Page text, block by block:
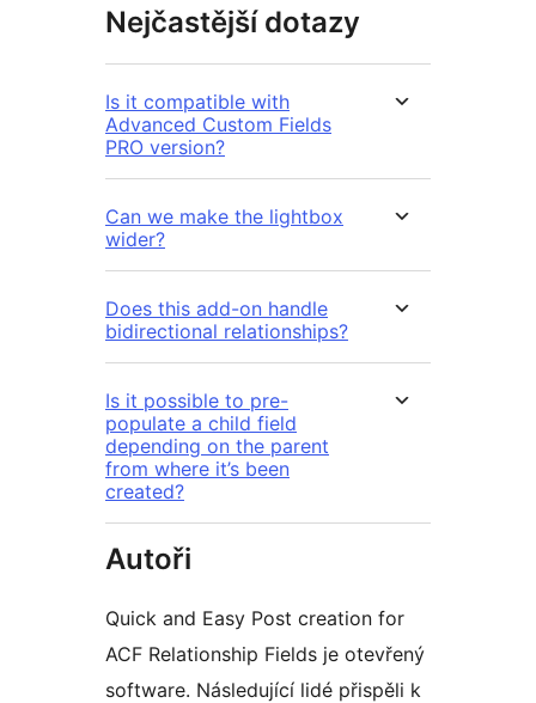
Nejčastější dotazy
Is it compatible with
Advanced Custom Fields
PRO version?
Can we make the lightbox
wider?
Does this add-on handle
bidirectional relationships?
Is it possible to pre-
populate a child field
depending on the parent
from where it’s been
created?
Autoři
Quick and Easy Post creation for
ACF Relationship Fields je otevřený
software. Následující lidé přispěli k